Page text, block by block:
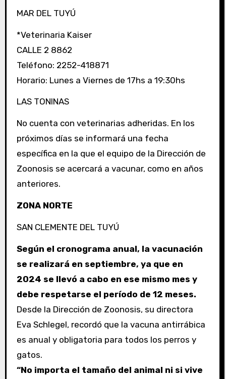
MAR DEL TUYÚ
*Veterinaria Kaiser
CALLE 2 8862
Teléfono: 2252-418871
Horario: Lunes a Viernes de 17hs a 19:30hs
LAS TONINAS
No cuenta con veterinarias adheridas. En los
próximos días se informará una fecha
específica en la que el equipo de la Dirección de
Zoonosis se acercará a vacunar, como en años
anteriores.
ZONA NORTE
SAN CLEMENTE DEL TUYÚ
Según el cronograma anual, la vacunación
se realizará en septiembre, ya que en
2024 se llevó a cabo en ese mismo mes y
debe respetarse el período de 12 meses.
Desde la Dirección de Zoonosis, su directora
Eva Schlegel, recordó que la vacuna antirrábica
es anual y obligatoria para todos los perros y
gatos.
“No importa el tamaño del animal ni si vive